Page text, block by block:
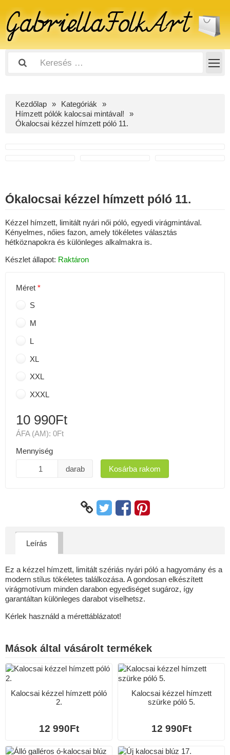
Kezdőlap
Kategóriák
Hímzett pólók kalocsai mintával!
Ókalocsai kézzel hímzett póló 11.
Ókalocsai kézzel hímzett póló 11.
Kézzel hímzett, limitált nyári női póló, egyedi virágmintával.
Kényelmes, nőies fazon, amely tökéletes választás
hétköznapokra és különleges alkalmakra is.
Készlet állapot: Raktáron
Méret
S
M
L
XL
XXL
XXXL
10 990Ft
ÁFA (AM): 0Ft
Mennyiség
darab Kosárba rakom
Leírás
Ez a kézzel hímzett, limitált szériás nyári póló a hagyomány és a
modern stílus tökéletes találkozása. A gondosan elkészített
virágmotívum minden darabon egyediséget sugároz, így
garantáltan különleges darabot viselhetsz.
Kérlek használd a mérettáblázatot!
Mások által vásárolt termékek
Kalocsai kézzel hímzett póló
2.
12 990Ft
Kalocsai kézzel hímzett
szürke póló 5.
12 990Ft